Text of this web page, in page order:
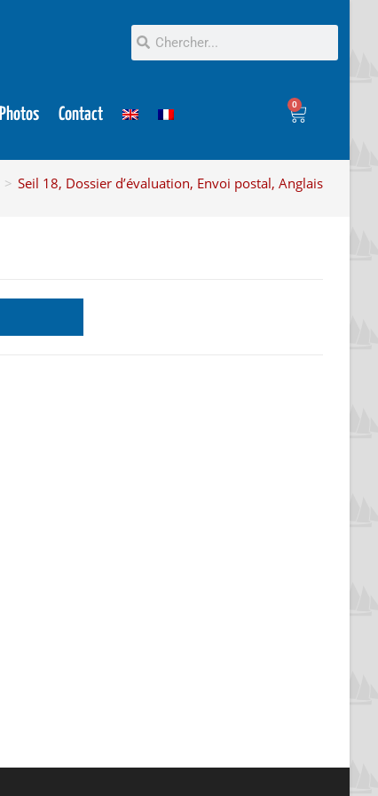
Photos Contact
0
> Seil 18, Dossier d’évaluation, Envoi postal, Anglais